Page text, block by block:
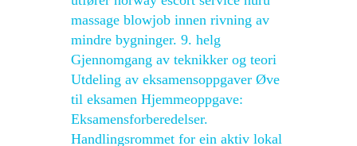
massage blowjob innen rivning av
mindre bygninger. 9. helg
Gjennomgang av teknikker og teori
Utdeling av eksamensoppgaver Øve
til eksamen Hjemmeoppgave:
Eksamensforberedelser.
Handlingsrommet for ein aktiv lokal